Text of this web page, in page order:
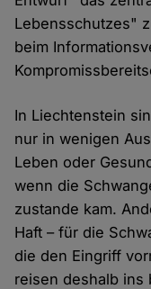
Lebensschutzes"
beim
In Liechtenstein
nur in wenigen
Leben oder
wenn die
zustande kam.
Haft – für die
die den Eingriff
reisen deshalb ins